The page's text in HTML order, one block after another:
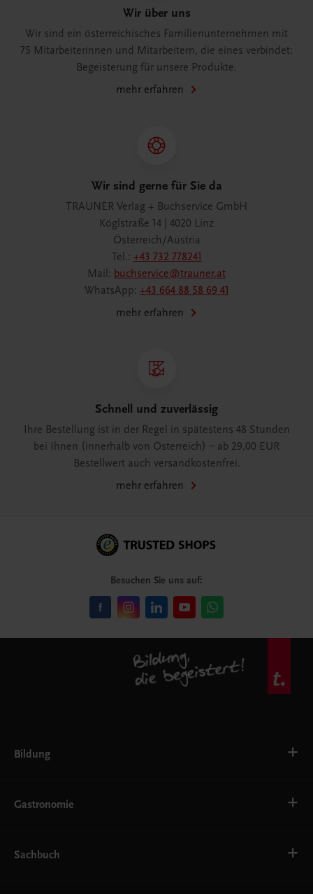
Wir über uns
Wir sind ein österreichisches Familienunternehmen mit
75 Mitarbeiterinnen und Mitarbeitern, die eines verbindet:
Begeisterung für unsere Produkte.
mehr erfahren
Wir sind gerne für Sie da
TRAUNER Verlag + Buchservice GmbH
Köglstraße 14 | 4020 Linz
Österreich/Austria
Tel.: +43 732 778241
Mail: buchservice@trauner.at
WhatsApp: +43 664 88 58 69 41
mehr erfahren
Schnell und zuverlässig
Ihre Bestellung ist in der Regel in spätestens 48 Stunden
bei Ihnen (innerhalb von Österreich) – ab 29,00 EUR
Bestellwert auch versandkostenfrei.
mehr erfahren
Besuchen Sie uns auf:
Bildung
AHS
EWF/ZWF
FW
Gastronomie
Getränke
Sachbuch